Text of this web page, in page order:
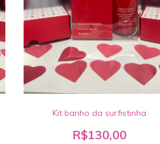
Kit banho da surfistinha
R$130,00